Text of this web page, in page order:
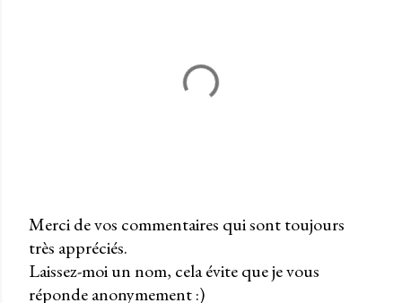
P
u
b
Merci de vos commentaires qui sont toujours
très appréciés.
Laissez-moi un nom, cela évite que je vous
réponde anonymement :)